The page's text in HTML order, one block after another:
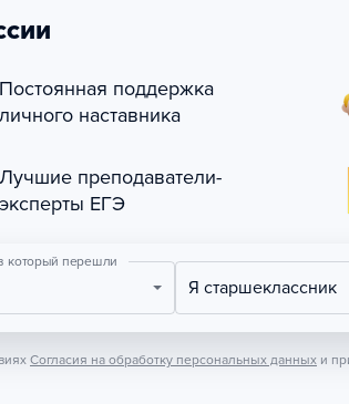
Постоянная поддержка
личного наставника
Лучшие преподаватели-
эксперты ЕГЭ
который перешли
Я старшеклассник
Согласия на обработку персональных данных и